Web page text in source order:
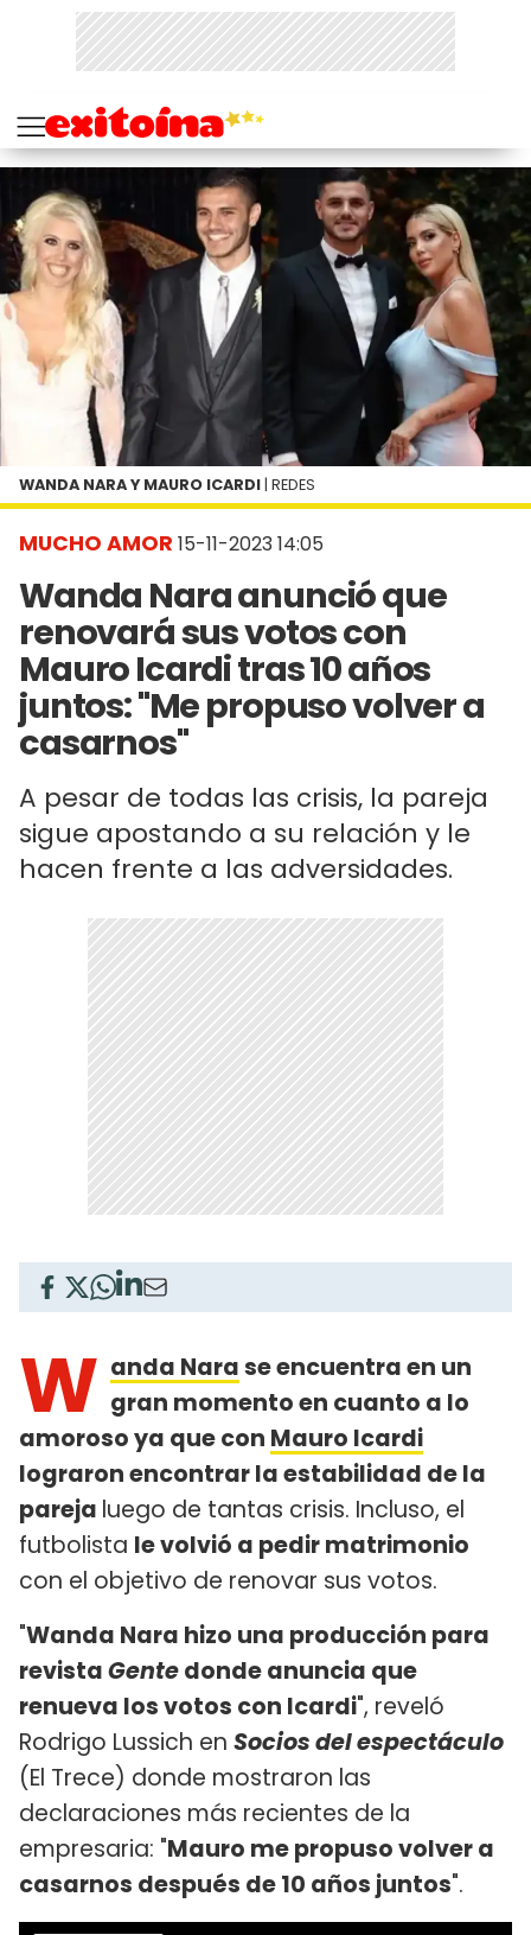
MUCHO AMOR 15-11-2023 14:05
Wanda Nara anunció que
renovará sus votos con
Mauro Icardi tras 10 años
juntos: "Me propuso volver a
casarnos"
A pesar de todas las crisis, la pareja
sigue apostando a su relación y le
hacen frente a las adversidades.
WANDA NARA Y MAURO ICARDI | REDES
W anda Narase encuentra en un
gran momento en cuanto a lo
amoroso ya que con Mauro Icardi
lograron encontrar la estabilidad de la
pareja luego de tantas crisis. Incluso, el
futbolista le volvió a pedir matrimonio
con el objetivo de renovar sus votos.
"Wanda Nara hizo una producción para
revistaGentedonde anuncia que
renueva los votos con Icardi", reveló
Rodrigo Lussich en Socios del espectáculo
(El Trece) donde mostraron las
declaraciones más recientes de la
empresaria: "Mauro me propuso volver a
casarnos después de 10 años juntos".